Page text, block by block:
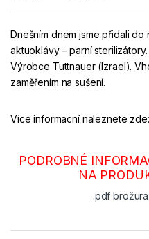
Dnešním dnem jsme přidali do
aktuoklávy – parní sterilizátory.
Výrobce Tuttnauer (Izrael).
zaměřením na sušení.
Více informacní naleznete zde:
PODROBNÉ
NA
.pdf brožura